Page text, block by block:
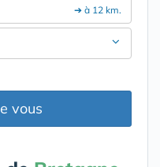
➔ à 12 km.
vous